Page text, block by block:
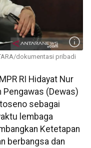
dokumentasi pribadi
RI Hidayat Nur
Pengawas (Dewas)
sebagai
lembaga
Ketetapan
berbangsa dan